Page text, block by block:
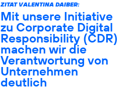
ZITAT VALENTINA DAIBER:
Mit unsere Initiative
zu Corporate Digital
Responsibility (CDR)
machen wir die
Verantwortung von
Unternehmen
deutlich